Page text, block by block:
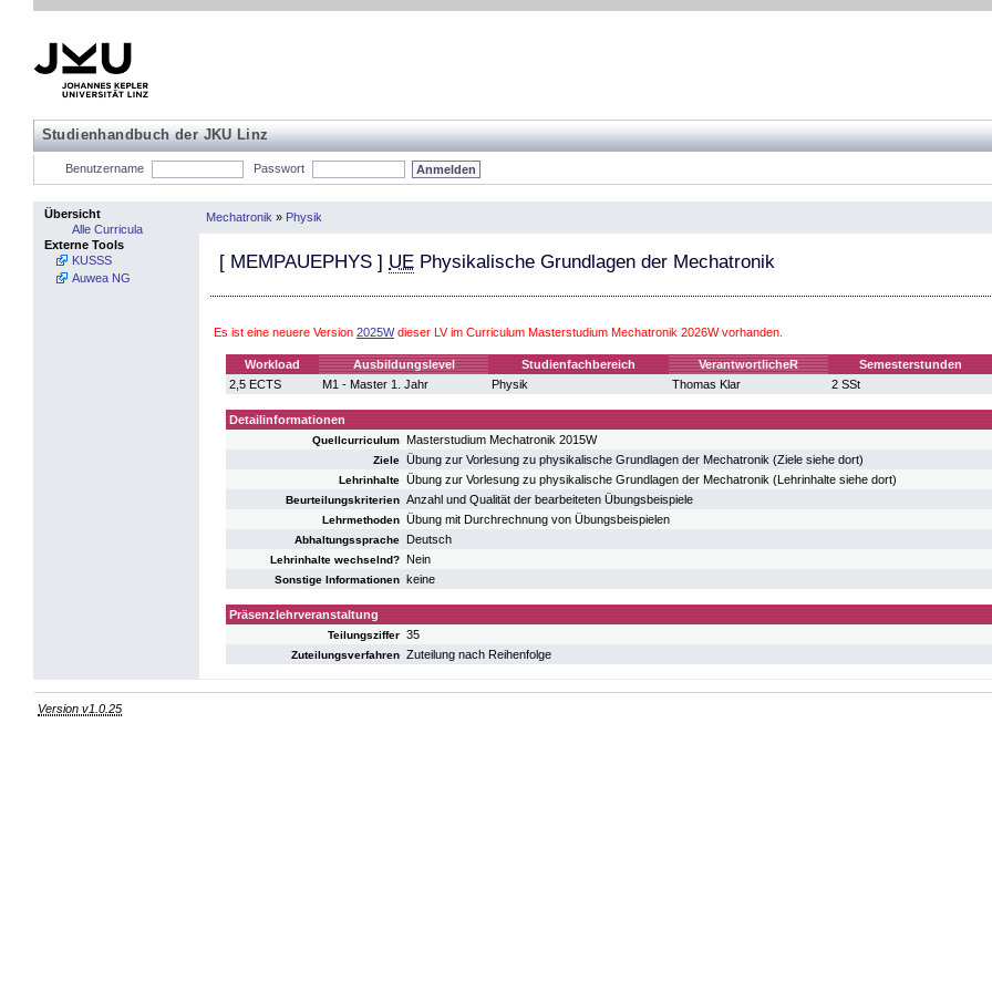
Studienhandbuch der JKU Linz
Benutzername Passwort
Übersicht
Alle Curricula
Externe Tools
KUSSS
Auwea NG
Mechatronik » Physik
[ MEMPAUEPHYS ] UE Physikalische Grundlagen der Mechatronik
Es ist eine neuere Version 2025Wdieser LV im Curriculum Masterstudium Mechatronik 2026W vorhanden.
Workload Ausbildungslevel Studienfachbereich VerantwortlicheR Semesterstunden
2,5 ECTS
M1 - Master 1. Jahr Physik Thomas Klar 2 SSt
Detailinformationen
Quellcurriculum Masterstudium Mechatronik 2015W
Ziele Übung zur Vorlesung zu physikalische Grundlagen der Mechatronik (Ziele siehe dort)
Lehrinhalte Übung zur Vorlesung zu physikalische Grundlagen der Mechatronik (Lehrinhalte siehe dort)
Beurteilungskriterien Anzahl und Qualität der bearbeiteten Übungsbeispiele
Lehrmethoden Übung mit Durchrechnung von Übungsbeispielen
Abhaltungssprache Deutsch
Lehrinhalte wechselnd? Nein
Sonstige Informationen keine
Präsenzlehrveranstaltung
Teilungsziffer 35
Zuteilungsverfahren Zuteilung nach Reihenfolge
Version v1.0.25